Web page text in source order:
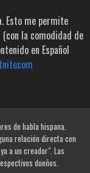
Esto me permite
la comodidad de
en Español
de habla hispana.
relación directa con
a un creador". Las
dueños.